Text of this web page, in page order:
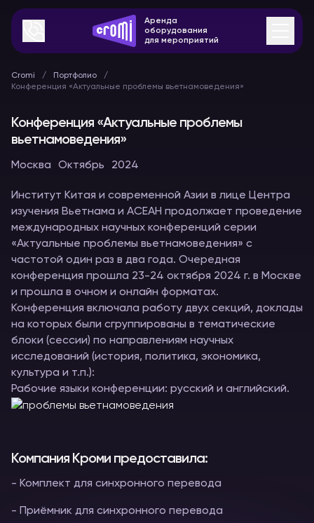
Аренда
оборудования
для мероприятий
Cromi
Портфолио
Конференция «Актуальные проблемы вьетнамоведения»
Конференция «Актуальные проблемы
вьетнамоведения»
Москва Октябрь 2024
Институт Китая и современной Азии в лице Центра
изучения Вьетнама и АСЕАН продолжает проведение
международных научных конференций серии
«Актуальные проблемы вьетнамоведения» с
частотой один раз в два года. Очередная
конференция прошла 23-24 октября 2024 г. в Москве
и прошла в очном и онлайн форматах.
Конференция включала работу двух секций, доклады
на которых были сгруппированы в тематические
блоки (сессии) по направлениям научных
исследований (история, политика, экономика,
культура и т.п.):
Рабочие языки конференции: русский и английский.
Компания Кроми предоставила:
- Комплект для синхронного перевода
- Приёмник для синхронного перевода